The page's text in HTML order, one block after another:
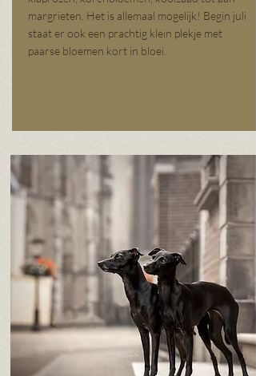
margrieten. Het is allemaal mogelijk! Begin juli
staat er ook een prachtig klein plekje met
paarse bloemen kort in bloei.